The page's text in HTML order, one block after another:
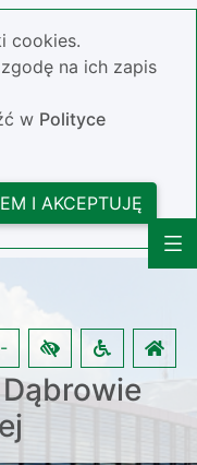
cookies.
na ich zapis
w Polityce
I AKCEPTUJĘ